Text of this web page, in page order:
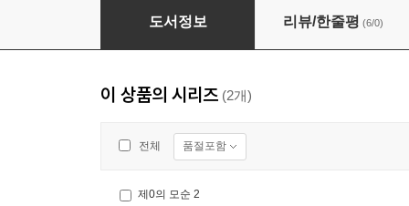
제0의 모순 1
도서정보 리뷰/한줄평 (6/0)
이 상품의 시리즈 (2개)
전체 품절포함
제0의 모순 2